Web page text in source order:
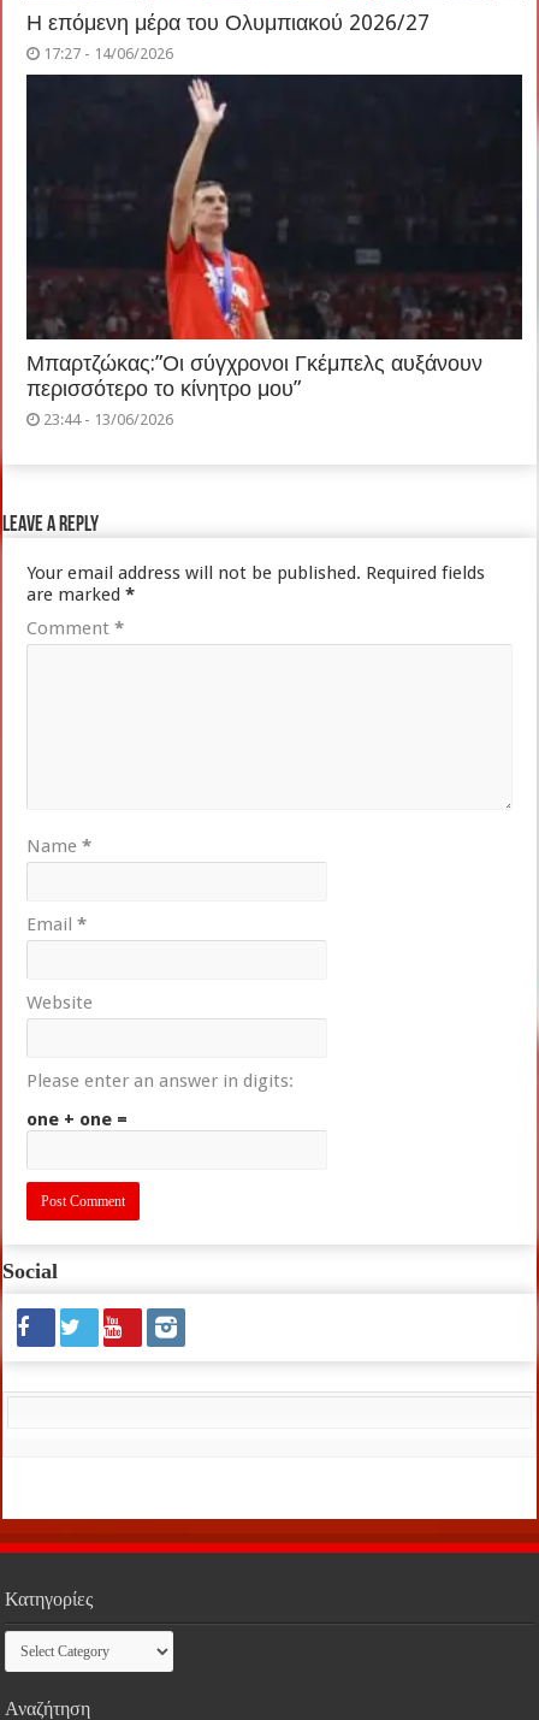
Η επόμενη μέρα του Ολυμπιακού 2026/27
17:27 - 14/06/2026
Μπαρτζώκας:”Οι σύγχρονοι Γκέμπελς αυξάνουν
περισσότερο το κίνητρο μου”
23:44 - 13/06/2026
Leave a Reply
Your email address will not be published. Required fields
are marked*
Comment*
Name*
Email*
Website
Please enter an answer in digits:
one + one =
Social
Κατηγορίες
Κατηγορίες
Αναζήτηση